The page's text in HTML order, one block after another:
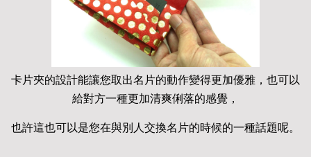
卡片夾的設計能讓您取出名片的動作變得更加優雅，也可以
給對方一種更加清爽俐落的感覺，
也許這也可以是您在與別人交換名片的時候的一種話題呢。